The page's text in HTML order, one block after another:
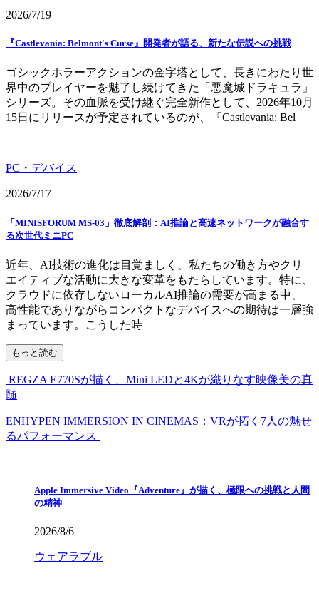
2026/7/19
『Castlevania: Belmont's Curse』開発者が語る、新たな伝説への挑戦
ゴシックホラーアクションの金字塔として、長きにわたり世
界中のプレイヤーを魅了し続けてきた「悪魔城ドラキュラ」
シリーズ。その血脈を受け継ぐ完全新作として、2026年10月
15日にリリースが予定されているのが、『Castlevania: Bel
PC・デバイス
2026/7/17
「MINISFORUM MS-03」徹底解剖：AI推論と高速ネットワークが融合す
る次世代ミニPC
近年、AI技術の進化は目覚ましく、私たちの働き方やクリ
エイティブな活動に大きな変革をもたらしています。特に、
クラウドに依存しないローカルAI推論の需要が高まる中、
高性能でありながらコンパクトなデバイスへの期待は一層強
まっています。こうした時
もっと読む
REGZA E770Sが描く、Mini LEDと4Kが織りなす映像美の真
髄
ENHYPEN IMMERSION IN CINEMAS：VRが拓く7人の魅せ
るパフォーマンス
Apple Immersive Video『Adventure』が描く、極限への挑戦と人間
の精神
2026/8/6
ウェアラブル